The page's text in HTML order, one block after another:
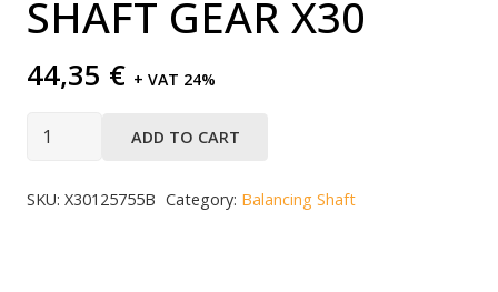
SHAFT GEAR X30
44,35 € + VAT 24%
ADD TO CART
SKU: X30125755B Category: Balancing Shaft